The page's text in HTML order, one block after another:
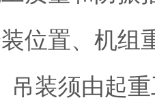
位置、机组
吊装须由起